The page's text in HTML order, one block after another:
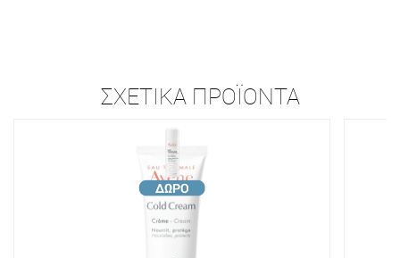
ΣΧΕΤΙΚΆ ΠΡΟΪΌΝΤΑ